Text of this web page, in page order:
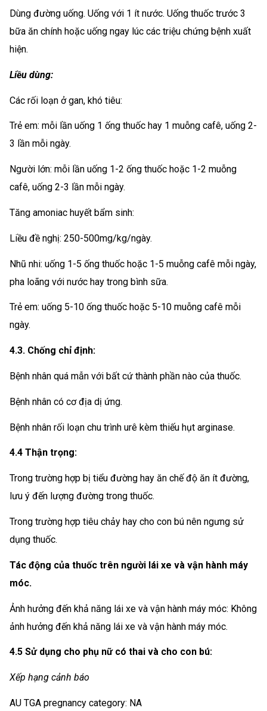
Dùng đường uống. Uống với 1 ít nước. Uống thuốc trước 3
bữa ăn chính hoặc uống ngay lúc các triệu chứng bệnh xuất
hiện.
Liều dùng:
Các rối loạn ở gan, khó tiêu:
Trẻ em: mỗi lần uống 1 ống thuốc hay 1 muỗng cafê, uống 2-
3 lần mỗi ngày.
Người lớn: mỗi lần uống 1-2 ống thuốc hoặc 1-2 muỗng
cafê, uống 2-3 lần mỗi ngày.
Tăng amoniac huyết bẩm sinh:
Liều đề nghị: 250-500mg/kg/ngày.
Nhũ nhi: uống 1-5 ống thuốc hoặc 1-5 muỗng cafê mỗi ngày,
pha loãng với nước hay trong bình sữa.
Trẻ em: uống 5-10 ống thuốc hoặc 5-10 muỗng cafê mỗi
ngày.
4.3. Chống chỉ định:
Bệnh nhân quá mẫn với bất cứ thành phần nào của thuốc.
Bệnh nhân có cơ địa dị ứng.
Bệnh nhân rối loạn chu trình urê kèm thiếu hụt arginase.
4.4 Thận trọng:
Trong trường hợp bị tiểu đường hay ăn chế độ ăn ít đường,
lưu ý đến lượng đường trong thuốc.
Trong trường hợp tiêu chảy hay cho con bú nên ngưng sử
dụng thuốc.
Tác động của thuốc trên người lái xe và vận hành máy
móc.
Ảnh hưởng đến khả năng lái xe và vận hành máy móc: Không
ảnh hưởng đến khả năng lái xe và vận hành máy móc.
4.5 Sử dụng cho phụ nữ có thai và cho con bú:
Xếp hạng cảnh báo
AU TGA pregnancy category: NA